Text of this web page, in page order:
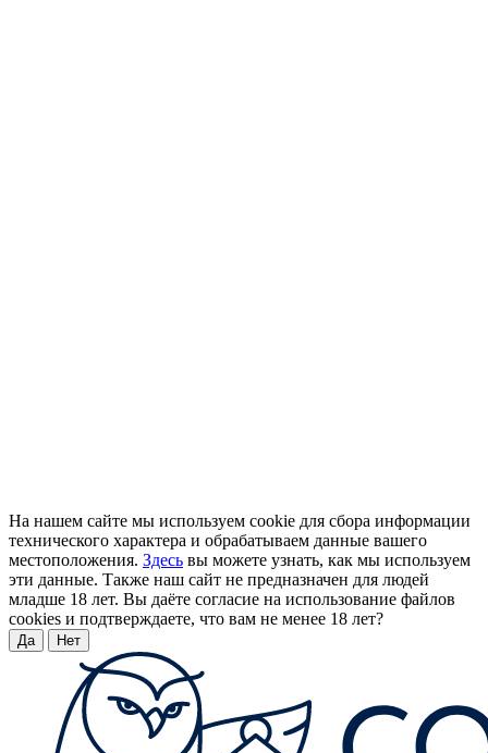
На нашем сайте мы используем cookie для сбора информации
технического характера и обрабатываем данные вашего
местоположения. Здесь вы можете узнать, как мы используем
эти данные. Также наш сайт не предназначен для людей
младше 18 лет. Вы даёте согласие на использование файлов
cookies и подтверждаете, что вам не менее 18 лет?
Да Нет